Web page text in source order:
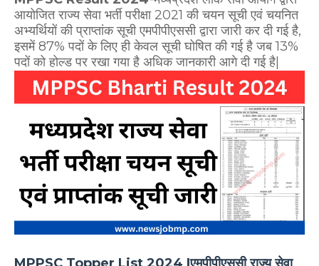
आयोजित राज्य सेवा भर्ती परीक्षा 2021 की चयन सूची एवं चयनित
अभ्यर्थियों की प्राप्तांक सूची एमपीपीएससी द्वारा जारी कर दी गई है,
इसमें 87% पदों के लिए ही केवल सूची घोषित की गई है जब 13%
पदों को होल्ड पर रखा गया है अधिक जानकारी आगे दी गई है|
MPPSC Topper List 2024 |एमपीपीएससी राज्य सेवा